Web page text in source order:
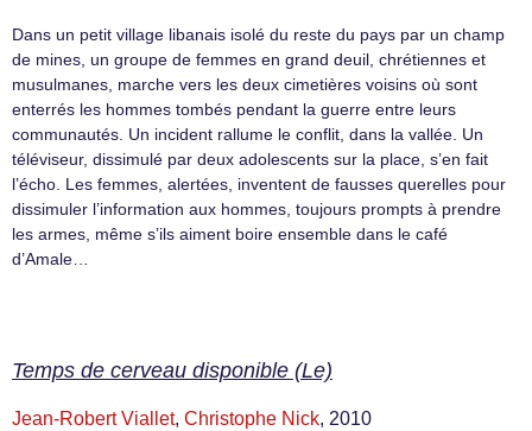
Dans un petit village libanais isolé du reste du pays par un champ
de mines, un groupe de femmes en grand deuil, chrétiennes et
musulmanes, marche vers les deux cimetières voisins où sont
enterrés les hommes tombés pendant la guerre entre leurs
communautés. Un incident rallume le conflit, dans la vallée. Un
téléviseur, dissimulé par deux adolescents sur la place, s’en fait
l’écho. Les femmes, alertées, inventent de fausses querelles pour
dissimuler l’information aux hommes, toujours prompts à prendre
les armes, même s’ils aiment boire ensemble dans le café
d’Amale…
Temps de cerveau disponible (Le)
Jean-Robert Viallet, Christophe Nick, 2010